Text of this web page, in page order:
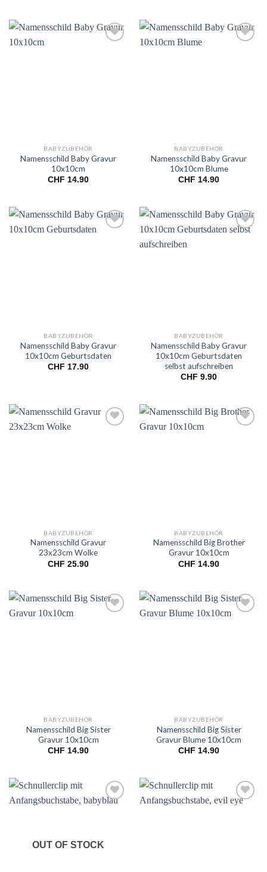
BABYZUBEHÖR
Namensschild Baby Gravur
10x10cm
CHF 14.90
BABYZUBEHÖR
Namensschild Baby Gravur
10x10cm Blume
CHF 14.90
BABYZUBEHÖR
Namensschild Baby Gravur
10x10cm Geburtsdaten
CHF 17.90
BABYZUBEHÖR
Namensschild Baby Gravur
10x10cm Geburtsdaten
selbst aufschreiben
CHF 9.90
BABYZUBEHÖR
Namensschild Gravur
23x23cm Wolke
CHF 25.90
BABYZUBEHÖR
Namensschild Big Brother
Gravur 10x10cm
CHF 14.90
BABYZUBEHÖR
Namensschild Big Sister
Gravur 10x10cm
CHF 14.90
BABYZUBEHÖR
Namensschild Big Sister
Gravur Blume 10x10cm
CHF 14.90
OUT OF STOCK